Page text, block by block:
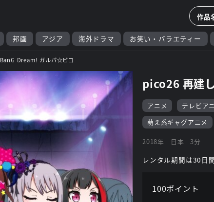
邦画 アジア 海外ドラマ お笑い・バラエティー
BanG Dream! ガルパ☆ピコ
pico26 再建
アニメ テレビア
萌え系ギャグアニメ
2018年 日本 3分
レンタル期間は30日
100ポイント